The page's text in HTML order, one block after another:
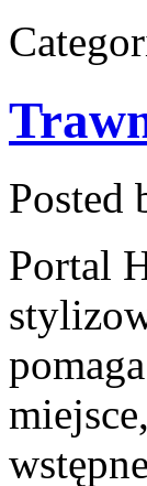
Posted
Portal